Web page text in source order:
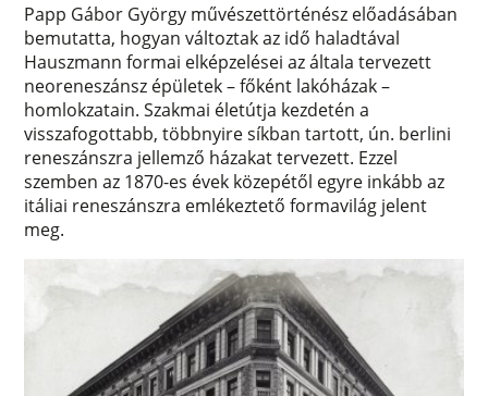
Papp Gábor György művészettörténész előadásában
bemutatta, hogyan változtak az idő haladtával
Hauszmann formai elképzelései az általa tervezett
neoreneszánsz épületek – főként lakóházak –
homlokzatain. Szakmai életútja kezdetén a
visszafogottabb, többnyire síkban tartott, ún. berlini
reneszánszra jellemző házakat tervezett. Ezzel
szemben az 1870-es évek közepétől egyre inkább az
itáliai reneszánszra emlékeztető formavilág jelent
meg.